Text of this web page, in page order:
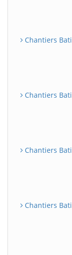
Chantiers
Chantiers
Chantiers
Chantiers